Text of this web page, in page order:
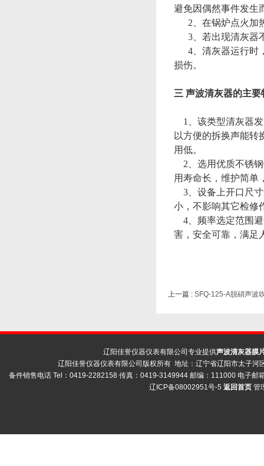
避免因偶然事件发生
2、在锅炉点火加
3、若出现清灰器
4、清灰器运行时
损伤。
三 声波清灰器的主要
1、该类型清灰器发
以方便的拆换声能转
用低。
2、选用优质不锈钢
用寿命长，维护简单
3、设备上开口尺寸
小，不影响其它检修
4、频率选定范围避
害，安全可靠，满足
上一篇 : SFQ-125-A脱硝声波
辽阳佳誉仪器仪表有限公司专业提供声波清灰器膜
辽阳佳誉仪器仪表有限公司版权所有 地址：辽宁省辽阳市太子河
备件销售电话 Tel：0419-2282158 传真：0419-3149944 邮编：111000 电子邮
辽ICP备08002951号-5 返回首页 管